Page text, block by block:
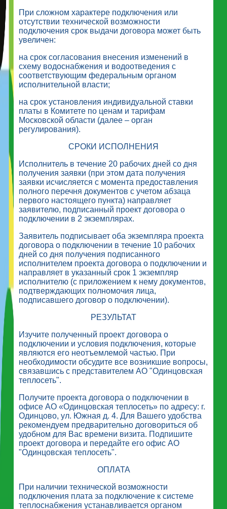
При сложном характере подключения или
отсутствии технической возможности
подключения срок выдачи договора может быть
увеличен:
на срок согласования внесения изменений в
схему водоснабжения и водоотведения с
соответствующим федеральным органом
исполнительной власти;
на срок установления индивидуальной ставки
платы в Комитете по ценам и тарифам
Московской области (далее – орган
регулирования).
СРОКИ ИСПОЛНЕНИЯ
Исполнитель в течение 20 рабочих дней со дня
получения заявки (при этом дата получения
заявки исчисляется с момента предоставления
полного перечня документов с учетом абзаца
первого настоящего пункта) направляет
заявителю, подписанный проект договора о
подключении в 2 экземплярах.
Заявитель подписывает оба экземпляра проекта
договора о подключении в течение 10 рабочих
дней со дня получения подписанного
исполнителем проекта договора о подключении и
направляет в указанный срок 1 экземпляр
исполнителю (с приложением к нему документов,
подтверждающих полномочия лица,
подписавшего договор о подключении).
РЕЗУЛЬТАТ
Изучите полученный проект договора о
подключении и условия подключения, которые
являются его неотъемлемой частью. При
необходимости обсудите все возникшие вопросы,
связавшись с представителем АО "Одинцовская
теплосеть".
Получите проекта договора о подключении в
офисе АО «Одинцовская теплосеть» по адресу: г.
Одинцово, ул. Южная д. 4. Для Вашего удобства
рекомендуем предварительно договориться об
удобном для Вас времени визита. Подпишите
проект договора и передайте его офис АО
"Одинцовская теплосеть".
ОПЛАТА
При наличии технической возможности
подключения плата за подключение к системе
теплоснабжения устанавливается органом